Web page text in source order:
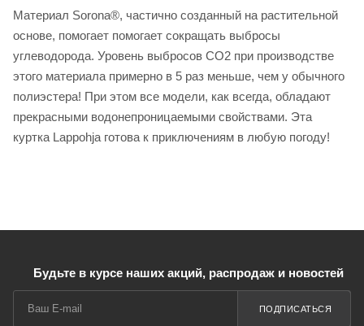
Материал Sorona®, частично созданный на растительной
основе, помогает помогает сокращать выбросы
углеводорода. Уровень выбросов CO2 при производстве
этого материала примерно в 5 раз меньше, чем у обычного
полиэстера! При этом все модели, как всегда, обладают
прекрасными водонепроницаемыми свойствами. Эта
куртка Lappohja готова к приключениям в любую погоду!
Будьте в курсе наших акций, распродаж и новостей
ПОДПИСАТЬСЯ